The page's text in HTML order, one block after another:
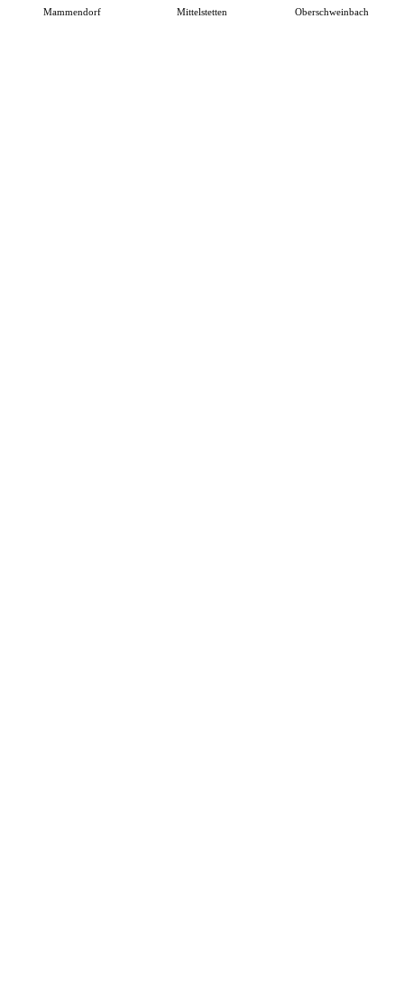
Mammendorf Mittelstetten Oberschweinbach